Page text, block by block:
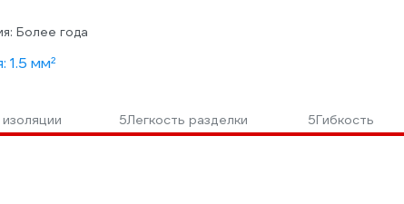
Более года
1.5 мм²
5Легкость разделки 5Гибкость